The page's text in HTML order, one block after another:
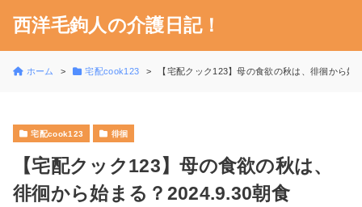
西洋毛鉤人の介護日記！
ホーム 宅配cook123 【宅配クック123】母の食欲の秋は、徘徊から始
宅配cook123 徘徊
【宅配クック123】母の食欲の秋は、
徘徊から始まる？2024.9.30朝食